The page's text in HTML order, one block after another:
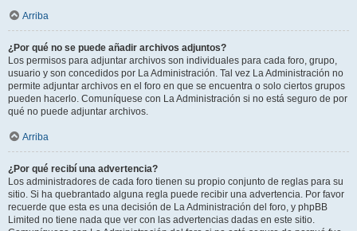
Arriba
¿Por qué no se puede añadir archivos adjuntos?
Los permisos para adjuntar archivos son individuales para cada foro, grupo,
usuario y son concedidos por La Administración. Tal vez La Administración no
permite adjuntar archivos en el foro en que se encuentra o solo ciertos grupos
pueden hacerlo. Comuníquese con La Administración si no está seguro de por
qué no puede adjuntar archivos.
Arriba
¿Por qué recibí una advertencia?
Los administradores de cada foro tienen su propio conjunto de reglas para su
sitio. Si ha quebrantado alguna regla puede recibir una advertencia. Por favor
recuerde que esta es una decisión de La Administración del foro, y phpBB
Limited no tiene nada que ver con las advertencias dadas en este sitio.